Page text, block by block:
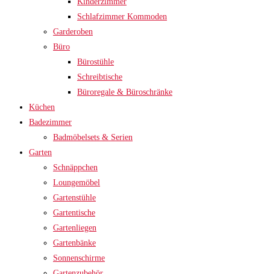
Schlafzimmer Kommoden
Garderoben
Büro
Bürostühle
Schreibtische
Büroregale & Büroschränke
Küchen
Badezimmer
Badmöbelsets & Serien
Garten
Schnäppchen
Loungemöbel
Gartenstühle
Gartentische
Gartenliegen
Gartenbänke
Sonnenschirme